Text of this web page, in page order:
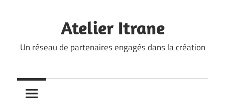
Atelier Itrane
Un réseau de partenaires engagés dans la création